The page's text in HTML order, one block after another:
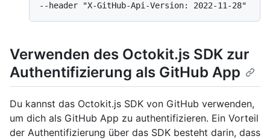
Verwenden des Octokit.js SDK zur
Authentifizierung als GitHub App
Du kannst das Octokit.js SDK von GitHub verwenden,
um dich als GitHub App zu authentifizieren. Ein Vorteil
der Authentifizierung über das SDK besteht darin, dass